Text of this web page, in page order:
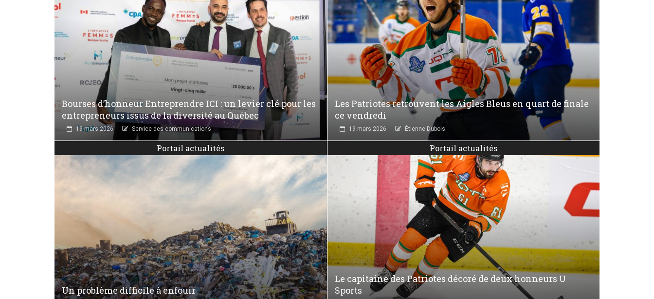
Bourses d’honneur Entreprendre ICI : un levier clé pour les
entrepreneurs issus de la diversité au Québec
19 mars 2026 Service des communications
Les Patriotes retrouvent les Aigles Bleus en quart de finale
ce vendredi
19 mars 2026 Étienne Dubois
Portail actualités
Un problème difficile à enfouir
Portail actualités
Le capitaine des Patriotes décoré de deux honneurs U
Sports